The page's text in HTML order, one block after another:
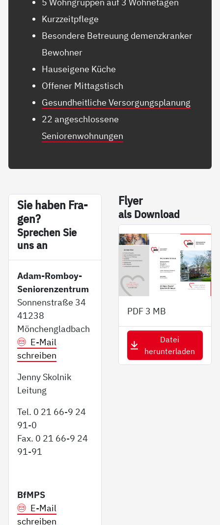
Kurzzeitpflege
Besondere Betreuung demenzkranker
Bewohner
Hauseigene Küche
Offener Mittagstisch
Gesundheitliche Versorgungsplanung
22 angeschlossene
Seniorenwohnungen
Sie ha­ben Fra­
gen?
Sp­re­chen Sie
uns an
Adam-Romboy-
Seniorenzentrum
Sonnenstraße 34
41238
Mönchengladbach
E-Mail
schreiben
Jenny Skolnik
Leitung
Tel. 0 21 66-9 24
91-0
Fax. 0 21 66-9 24
91-91
BfMPS
E-Mail
schreiben
Fly­er
als Down­load
PDF 3 MB
Datei
herunterladen